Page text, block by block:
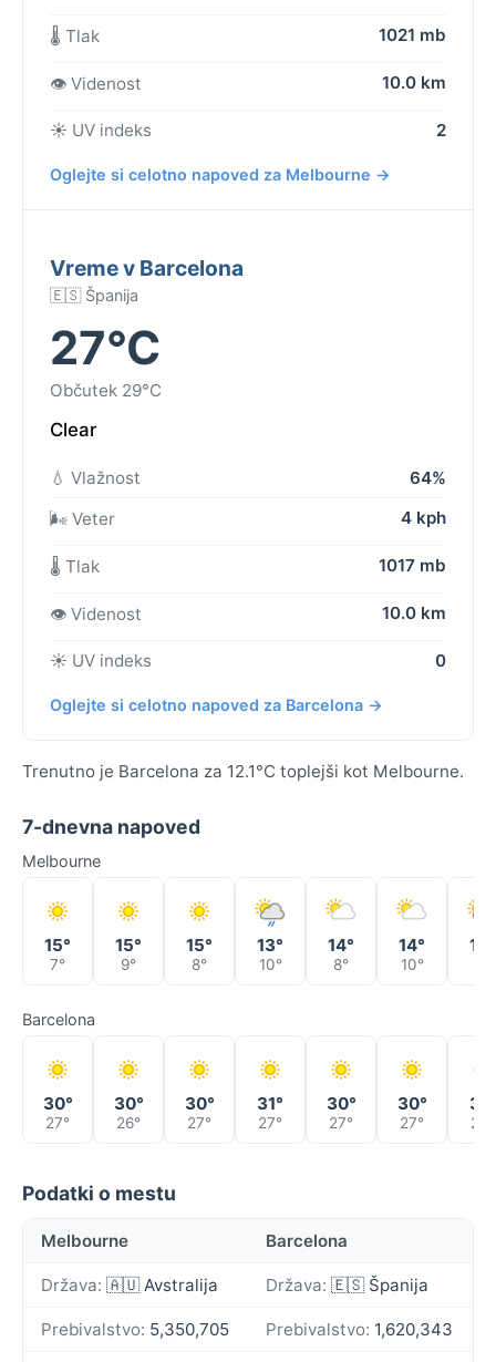
🌡️ Tlak 1021 mb
👁️ Videnost 10.0 km
☀️ UV indeks 2
Oglejte si celotno napoved za Melbourne →
Vreme v Barcelona
🇪🇸 Španija
27°C
Občutek 29°C
Clear
💧 Vlažnost
64%
🌬️ Veter
4 kph
🌡️ Tlak 1017 mb
👁️ Videnost 10.0 km
☀️ UV indeks 0
Oglejte si celotno napoved za Barcelona →
Trenutno je Barcelona za 12.1°C toplejši kot Melbourne.
7-dnevna napoved
Melbourne
15°
7°
15°
9°
15°
8°
13°
10°
14°
8°
14°
10°
13°
Barcelona
30°
27°
30°
26°
30°
27°
31°
27°
30°
27°
30°
27°
31°
28°
Podatki o mestu
Melbourne Barcelona
Država: 🇦🇺 Avstralija Država: 🇪🇸 Španija
Prebivalstvo: 5,350,705 Prebivalstvo: 1,620,343